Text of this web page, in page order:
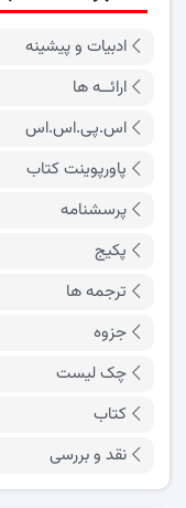
ادبیات و پیشینه
ارائــه ها
اس.پی.اس.اس
پاورپوینت کتاب
پرسشنامه
پکیج
ترجمه ها
جزوه
چک لیست
کتاب
نقد و بررسی